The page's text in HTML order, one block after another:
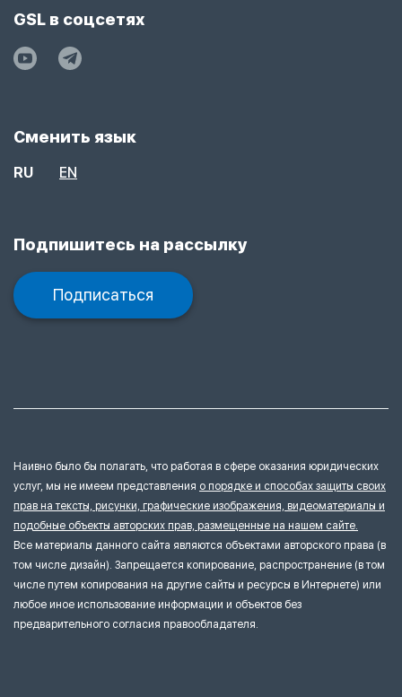
GSL в соцсетях
Сменить язык
RU EN
Подпишитесь на рассылку
Подписаться
Наивно было бы полагать, что работая в сфере оказания юридических
услуг, мы не имеем представления о порядке и способах защиты своих
прав на тексты, рисунки, графические изображения, видеоматериалы и
подобные объекты авторских прав, размещенные на нашем сайте.
Все материалы данного сайта являются объектами авторского права (в
том числе дизайн). Запрещается копирование, распространение (в том
числе путем копирования на другие сайты и ресурсы в Интернете) или
любое иное использование информации и объектов без
предварительного согласия правообладателя.